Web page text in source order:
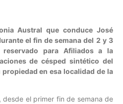
Austral que conduce José
el fin de semana del 2 y 3
para Afiliados a la
de césped sintético del
en esa localidad de la
el primer fin de semana de